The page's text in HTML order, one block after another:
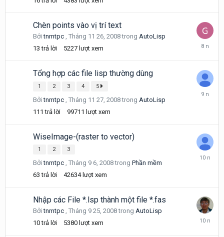
2018
Chèn points vào vị trí text
Bởitnmtpc , Tháng 11 26, 2008trong AutoLisp
13 trả lời 5227 lượt xem
Tháng
2018
Tổng hợp các file lisp thường dùng
1 2 3 4 5
Bởitnmtpc , Tháng 11 27, 2008trong AutoLisp
111 trả lời 99711 lượt xem
Tháng
WiseImage-(raster to vector)
1 2 3
Bởitnmtpc , Tháng 9 6, 2008trong Phần mềm
63 trả lời 42634 lượt xem
Tháng
Nhập các File *.lsp thành một file *.fas
Bởitnmtpc , Tháng 9 25, 2008trong AutoLisp
10 trả lời 5380 lượt xem
Tháng